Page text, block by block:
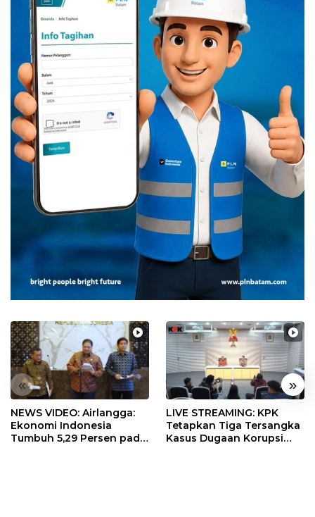
« »
NEWS VIDEO: Airlangga:
Ekonomi Indonesia
Tumbuh 5,29 Persen pada
LIVE STREAMING: KPK
Tetapkan Tiga Tersangka
Kasus Dugaan Korupsi